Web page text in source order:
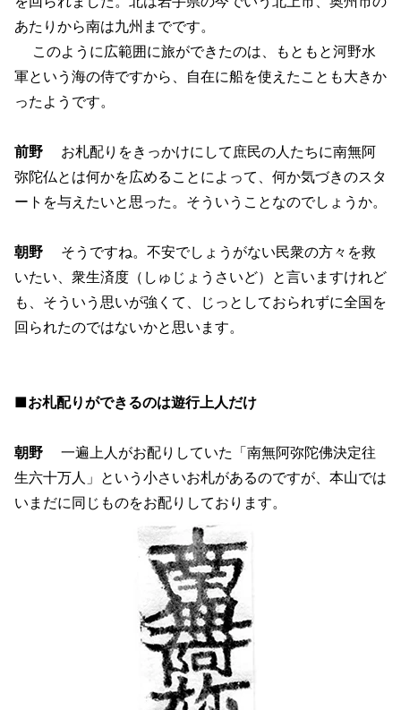
あたりから南は九州までです。
このように広範囲に旅ができたのは、もともと河野水
軍という海の侍ですから、自在に船を使えたことも大きか
ったようです。
前野 お札配りをきっかけにして庶民の人たちに南無阿
弥陀仏とは何かを広めることによって、何か気づきのスタ
ートを与えたいと思った。そういうことなのでしょうか。
朝野 そうですね。不安でしょうがない民衆の方々を救
いたい、衆生済度（しゅじょうさいど）と言いますけれど
も、そういう思いが強くて、じっとしておられずに全国を
回られたのではないかと思います。
■お札配りができるのは遊行上人だけ
朝野 一遍上人がお配りしていた「南無阿弥陀佛決定往
生六十万人」という小さいお札があるのですが、本山では
いまだに同じものをお配りしております。